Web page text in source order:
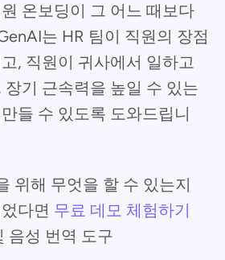
온보딩이 그 어느 때보다
는 HR 팀이 직원의 장점
, 직원이 귀사에서 일하고
기 근속력을 높일 수 있는
들 수 있도록 도와드립니
위해 무엇을 할 수 있는지
다면 무료 데모 체험하기
음성 번역 도구